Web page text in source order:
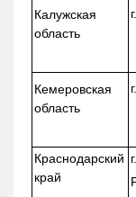
Калужская
область
Кемеровская
область
Краснодарский
край